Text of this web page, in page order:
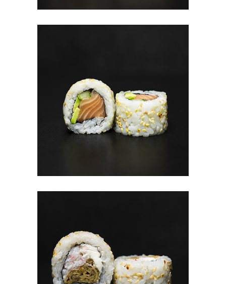
В КОРЗИНУ
#8 МАК С ЛОСОСЕМ (8TK)
В КОРЗИНУ